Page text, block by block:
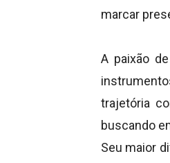
marcar
A paixão
trajetória
buscando
Seu maior